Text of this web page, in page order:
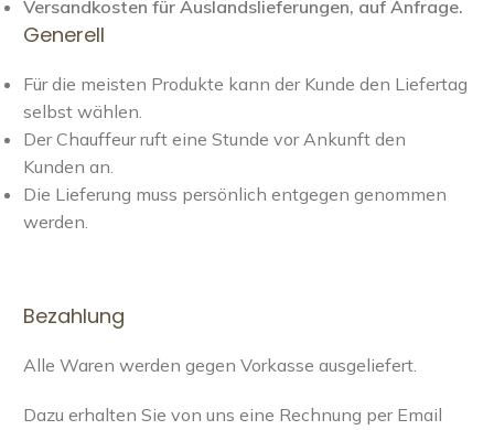
Versandkosten für Auslandslieferungen, auf Anfrage.
Generell
Für die meisten Produkte kann der Kunde den Liefertag
selbst wählen.
Der Chauffeur ruft eine Stunde vor Ankunft den
Kunden an.
Die Lieferung muss persönlich entgegen genommen
werden.
Bezahlung
Alle Waren werden gegen Vorkasse ausgeliefert.
Dazu erhalten Sie von uns eine Rechnung per Email